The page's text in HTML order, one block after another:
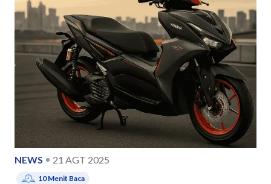
NEWS 21 AGT 2025
10Menit Baca